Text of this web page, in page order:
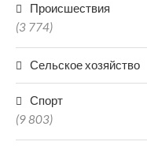
Происшествия
(3 774)
Сельское хозяйство
Спорт
(9 803)